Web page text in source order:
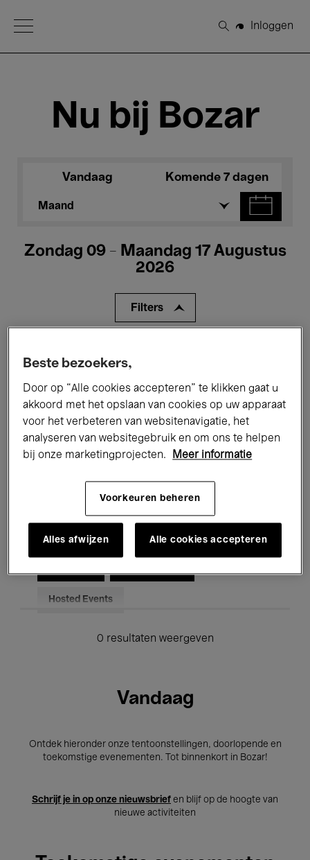
Open Menu
Zoeken
Inloggen
Nu bij Bozar
Vandaag Komende 7 dagen
Maand
Zondag 09 - Maandag 17 Augustus
2026
Filters
Tentoonstellingen Films
Performances Lezingen & Debatten
Klassieke Muziek Global Music
Elektronische Muziek
Voor iedereen Kids’ Palace
Hosted Events
0 resultaten weergeven
Vandaag
Ontdek hieronder onze tentoonstellingen, doorlopende en
toekomstige evenementen. Tot binnenkort in Bozar!
Schrijf je in op onze nieuwsbrief en blijf op de hoogte van
nieuwe activiteiten
Beste bezoekers,
Door op “Alle cookies accepteren” te klikken gaat u
akkoord met het opslaan van cookies op uw apparaat
voor het verbeteren van websitenavigatie, het
analyseren van websitegebruik en om ons te helpen
bij onze marketingprojecten.
Meer informatie
Voorkeuren beheren
Alles afwijzen Alle cookies accepteren